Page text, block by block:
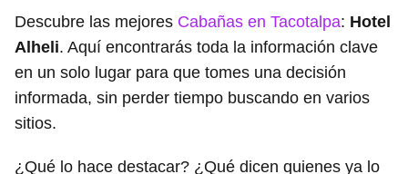
Descubre las mejores Cabañas en Tacotalpa: Hotel
Alheli. Aquí encontrarás toda la información clave
en un solo lugar para que tomes una decisión
informada, sin perder tiempo buscando en varios
sitios.
¿Qué lo hace destacar? ¿Qué dicen quienes ya lo